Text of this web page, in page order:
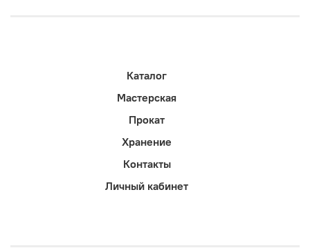
Каталог
Мастерская
Прокат
Хранение
Контакты
Личный кабинет